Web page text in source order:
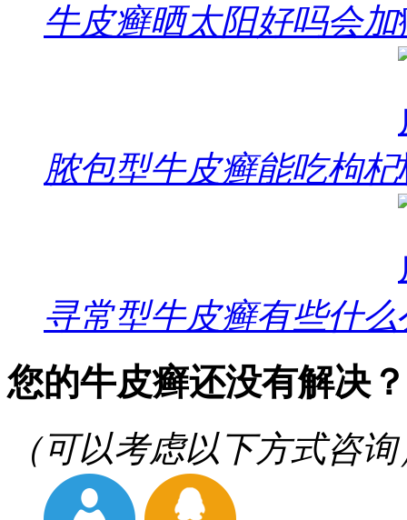
牛皮癣晒太阳好吗会加
脓包型牛皮癣能吃枸杞
寻常型牛皮癣有些什么
您的牛皮癣还没有解决？
（可以考虑以下方式咨询